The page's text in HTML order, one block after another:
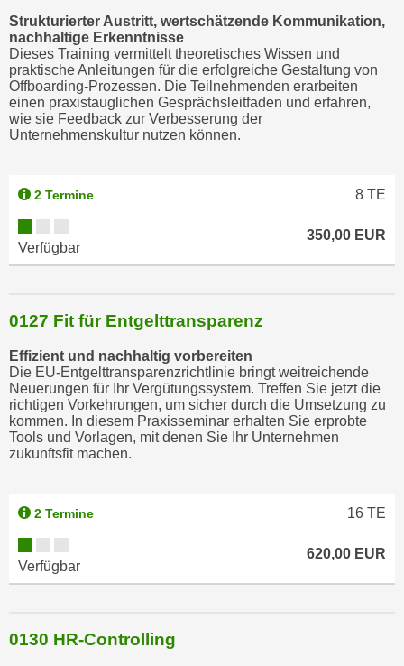
Strukturierter Austritt, wertschätzende Kommunikation,
nachhaltige Erkenntnisse
Dieses Training vermittelt theoretisches Wissen und
praktische Anleitungen für die erfolgreiche Gestaltung von
Offboarding-Prozessen. Die Teilnehmenden erarbeiten
einen praxistauglichen Gesprächsleitfaden und erfahren,
wie sie Feedback zur Verbesserung der
Unternehmenskultur nutzen können.
2 Termine 8 TE
Verfügbar
350,00 EUR
0127 Fit für Entgelttransparenz
Effizient und nachhaltig vorbereiten
Die EU-Entgelttransparenzrichtlinie bringt weitreichende
Neuerungen für Ihr Vergütungssystem. Treffen Sie jetzt die
richtigen Vorkehrungen, um sicher durch die Umsetzung zu
kommen. In diesem Praxisseminar erhalten Sie erprobte
Tools und Vorlagen, mit denen Sie Ihr Unternehmen
zukunftsfit machen.
2 Termine 16 TE
Verfügbar
620,00 EUR
0130 HR-Controlling